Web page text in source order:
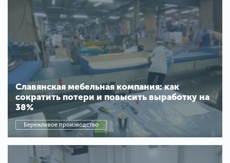
Славянская мебельная компания: как
сократить потери и повысить выработку на
38%
Бережливое производство